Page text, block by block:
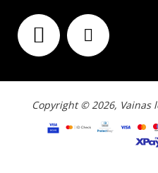
Copyright © 2026, Vainas